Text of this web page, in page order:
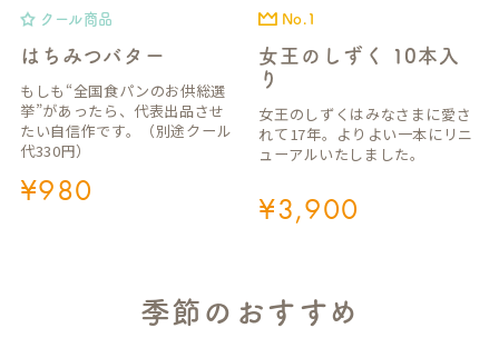
クール商品
はちみつバター
もしも“全国食パンのお供総選
挙”があったら、代表出品させ
たい自信作です。（別途クール
代330円）
¥980
No.1
女王のしずく 10本入
り
女王のしずくはみなさまに愛さ
れて17年。よりよい一本にリニ
ューアルいたしました。
¥3,900
季節のおすすめ